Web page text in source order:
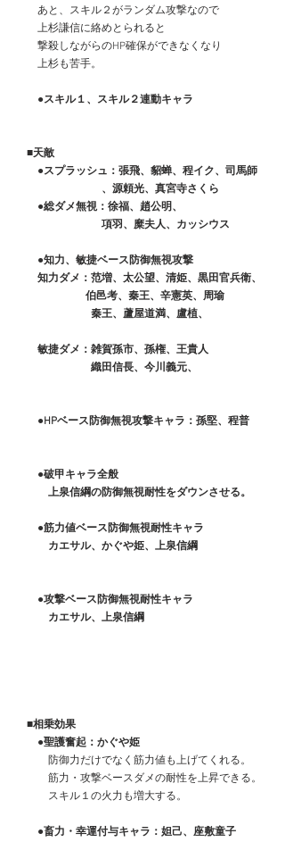
あと、スキル２がランダム攻撃なので
上杉謙信に絡めとられると
撃殺しながらのHP確保ができなくなり
上杉も苦手。
●スキル１、スキル２連動キャラ
■天敵
●スプラッシュ：張飛、貂蝉、程イク、司馬師
、源頼光、真宮寺さくら
●総ダメ無視：徐福、趙公明、
項羽、糜夫人、カッシウス
●知力、敏捷ベース防御無視攻撃
知力ダメ：范増、太公望、清姫、黒田官兵衛、
伯邑考、秦王、辛憲英、周瑜
秦王、蘆屋道満、盧植、
敏捷ダメ：雑賀孫市、孫権、王貴人
織田信長、今川義元、
●HPベース防御無視攻撃キャラ：孫堅、程普
●破甲キャラ全般
上泉信綱の防御無視耐性をダウンさせる。
●筋力値ベース防御無視耐性キャラ
カエサル、かぐや姫、上泉信綱
●攻撃ベース防御無視耐性キャラ
カエサル、上泉信綱
■相乗効果
●聖護奮起：かぐや姫
防御力だけでなく筋力値も上げてくれる。
筋力・攻撃ベースダメの耐性を上昇できる。
スキル１の火力も増大する。
●畜力・幸運付与キャラ：妲己、座敷童子